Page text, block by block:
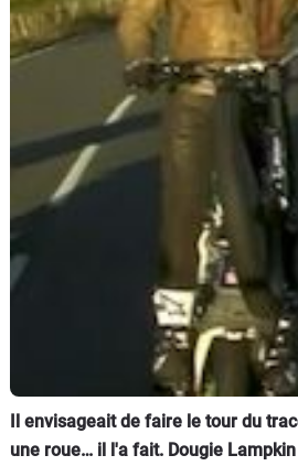
Services
Il envisageait de faire le tour du
une roue… il l'a fait. Dougie